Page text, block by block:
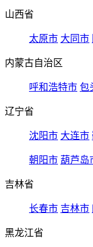
山西省
太原市 大同市
内蒙古自治区
呼和浩特市 包
辽宁省
沈阳市 大连市
朝阳市 葫芦岛
吉林省
长春市 吉林市
黑龙江省